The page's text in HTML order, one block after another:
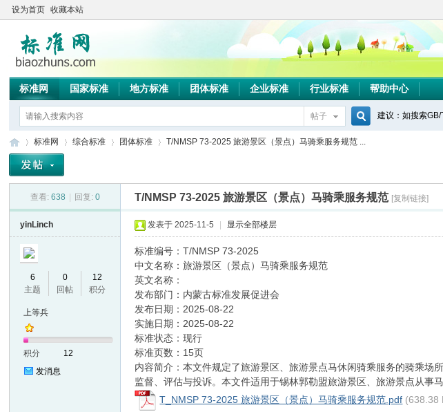
设为首页 收藏本站
标准网 国家标准 地方标准 团体标准 企业标准 行业标准 帮助中心
帖子
索
建议：如搜索
标准网
›
综合标准 团体标准
›
T/NMSP 73-2025 旅游景区（景点）马骑乘服务规范 ...
查看: 638 回复: 0 T/NMSP 73-2025 旅游景区（景点）马骑乘服务规范 [复制链接]
yinLinch
6
主题
0
回帖
12
积分
上等兵
积分
12
发消息
发表于 2025-11-5 显示全部楼层
标准编号：T/NMSP 73-2025
中文名称：旅游景区（景点）马骑乘服务规范
英文名称：
发布部门：内蒙古标准发展促进会
发布日期：2025-08-22
实施日期：2025-08-22
标准状态：现行
标准页数：15页
内容简介：本文件规定了旅游景区、旅游景点马休闲骑乘服务的骑乘
监督、评估与投诉。本文件适用于锡林郭勒盟旅游景区、旅游景点从事
T_NMSP 73-2025 旅游景区（景点）马骑乘服务规范.pdf (638.38